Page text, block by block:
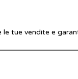
tue vendite e